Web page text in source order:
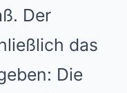
Der
das
Die